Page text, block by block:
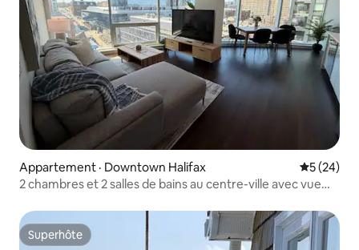
Appartement · Downtown Halifax Note
5 (24)
2 chambres et 2 salles de bains au centre-ville avec vue
Superhôte
Superhôte